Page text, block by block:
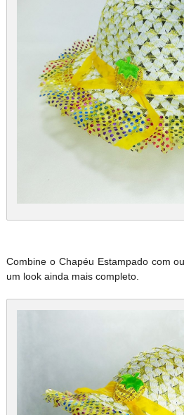
Combine o Chapéu Estampado com
um look ainda mais completo.